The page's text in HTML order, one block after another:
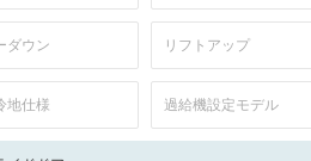
ダウン リフトアップ
地仕様 過給機設定モデル